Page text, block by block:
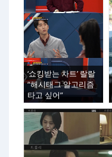
‘쇼킹받는 차트’ 랄랄
“해시태그 알고리즘
타고 싶어”